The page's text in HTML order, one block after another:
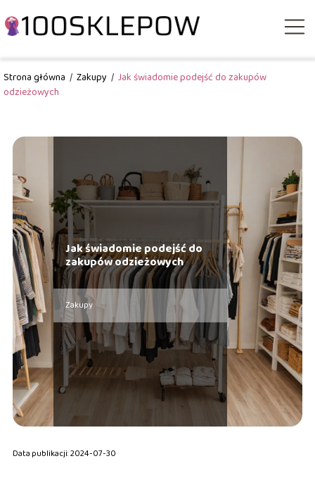
Strona główna / Zakupy / Jak świadomie podejść do zakupów
odzieżowych
Jak świadomie podejść do
zakupów odzieżowych
Zakupy
Data publikacji: 2024-07-30